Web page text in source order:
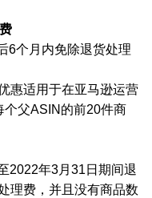
6个月内免除退货处理
惠适用于在亚马逊运营
个父ASIN的前20件商
2022年3月31日期间退
理费，并且没有商品数